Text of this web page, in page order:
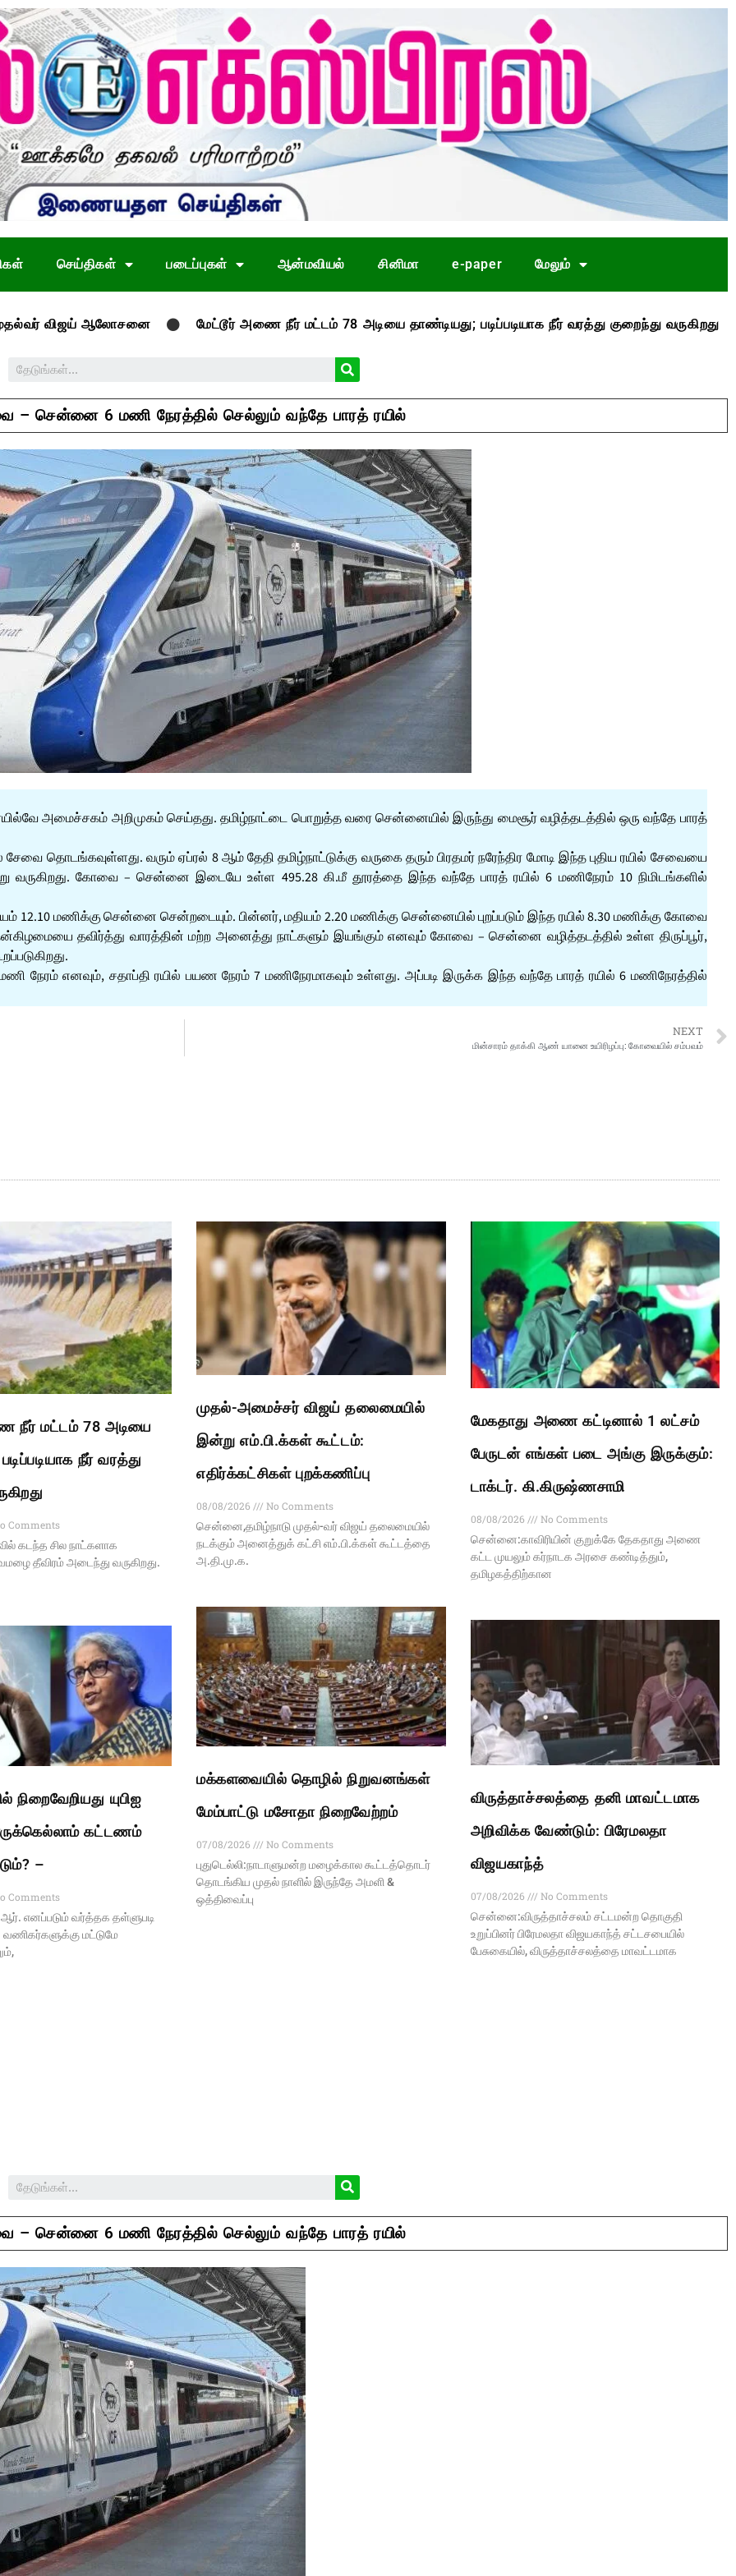
செய்திகள் படைப்புகள் ஆன்மவியல் சினிமா e-paper மேலும்
ஆலோசனை மேட்டூர் அணை நீர் மட்டம் 78 அடியை தாண்டியது; படிப்படியாக நீர் வரத்து குறைந்து வருகிறது
– சென்னை 6 மணி நேரத்தில் செல்லும் வந்தே பாரத் ரயில்
அமைச்சகம் அறிமுகம் செய்தது. தமிழ்நாட்டை பொறுத்த வரை சென்னையில் இருந்து மைசூர் வழித்தடத்தில் ஒரு வந்தே பாரத்
தொடங்கவுள்ளது. வரும் ஏப்ரல் 8 ஆம் தேதி தமிழ்நாட்டுக்கு வருகை தரும் பிரதமர் நரேந்திர மோடி இந்த புதிய ரயில் சேவையை
வருகிறது. கோவை – சென்னை இடையே உள்ள 495.28 கி.மீ தூரத்தை இந்த வந்தே பாரத் ரயில் 6 மணிநேரம் 10 நிமிடங்களில்
12.10 மணிக்கு சென்னை சென்றடையும். பின்னர், மதியம் 2.20 மணிக்கு சென்னையில் புறப்படும் இந்த ரயில் 8.30 மணிக்கு கோவை
தவிர்த்து வாரத்தின் மற்ற அனைத்து நாட்களும் இயங்கும் எனவும் கோவை – சென்னை வழித்தடத்தில் உள்ள திருப்பூர்,
நேரம் எனவும், சதாப்தி ரயில் பயண நேரம் 7 மணிநேரமாகவும் உள்ளது. அப்படி இருக்க இந்த வந்தே பாரத் ரயில் 6 மணிநேரத்தில்
NEXT
மின்சாரம் தாக்கி ஆண் யானை உயிரிழப்பு: கோவையில் சம்பவம்
நீர் மட்டம் 78 அடியை
நீர் வரத்து
Comments
கடந்த சில நாட்களாக
தீவிரம் அடைந்து வருகிறது.
முதல்-அமைச்சர் விஜய் தலைமையில்
இன்று எம்.பி.க்கள் கூட்டம்:
எதிர்க்கட்சிகள் புறக்கணிப்பு
08/08/2026
No Comments
சென்னை,தமிழ்நாடு முதல்-வர் விஜய் தலைமையில்
நடக்கும் அனைத்துக் கட்சி எம்.பி.க்கள் கூட்டத்தை
அ.தி.மு.க.
மேகதாது அணை கட்டினால் 1 லட்சம்
பேருடன் எங்கள் படை அங்கு இருக்கும்:
டாக்டர். கி.கிருஷ்ணசாமி
08/08/2026
No Comments
சென்னை:காவிரியின் குறுக்கே தேகதாது அணை
கட்ட முயலும் கர்நாடக அரசை கண்டித்தும்,
தமிழகத்திற்கான
யுபிஐ
கட்டணம்
–
Comments
எனப்படும் வர்த்தக தள்ளுபடி
மட்டுமே
மக்களவையில் தொழில் நிறுவனங்கள்
மேம்பாட்டு மசோதா நிறைவேற்றம்
07/08/2026
No Comments
புதுடெல்லி:நாடாளுமன்ற மழைக்கால கூட்டத்தொடர்
தொடங்கிய முதல் நாளில் இருந்தே அமளி &
ஒத்திவைப்பு
விருத்தாச்சலத்தை தனி மாவட்டமாக
அறிவிக்க வேண்டும்: பிரேமலதா
விஜயகாந்த்
07/08/2026
No Comments
சென்னை:விருத்தாச்சலம் சட்டமன்ற தொகுதி
உறுப்பினர் பிரேமலதா விஜயகாந்த் சட்டசபையில்
பேசுகையில், விருத்தாச்சலத்தை மாவட்டமாக
– சென்னை 6 மணி நேரத்தில் செல்லும் வந்தே பாரத் ரயில்